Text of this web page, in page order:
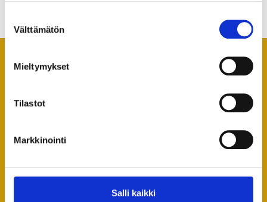
valinta
Välttämätön
Mieltymykset
Tilastot
Markkinointi
Salli kaikki
Lue lisää »
SOUKKIO OY
36760 LUOPIOINEN